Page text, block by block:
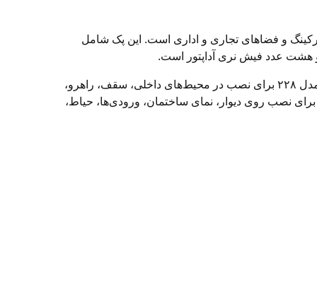
پارکینگ و فضاهای تجاری و اداری است. این پک شامل
است.
ترکیب دوربین‌های دام و بالت در این پکیج باعث می‌شود بتوانید از هر نوع دوربین در محل مناسب استفاده کنید. دوربین‌های دام مدل ۲۲۸ برای نصب در محیط‌های داخلی، سقف، راهرو،
فروشگاه و فضاهایی که ظاهر مرتب و کم‌حجم اهمیت دارد، انتخاب مناسبی هستند. دوربین‌های بالت مدل ۲۱۷ نیز برای نصب روی دیوار، نمای ساختمان، ورودی‌ها، حیاط،